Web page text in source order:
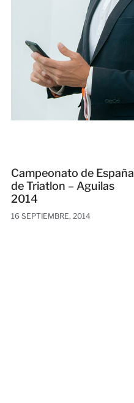
Campeonato de España
de Triatlon – Aguilas
2014
16 SEPTIEMBRE, 2014